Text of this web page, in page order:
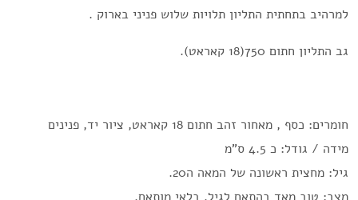
למרהיב בתחתית התליון תלויות שלוש פניני בארוק .
גב התליון חתום 750(18 קאראט).
חומרים: כסף , מאחור זהב חתום 18 קאראט, ציור יד, פנינים
מידה / גודל: כ 4.5 ס"מ
גיל: מחצית ראשונה של המאה ה20.